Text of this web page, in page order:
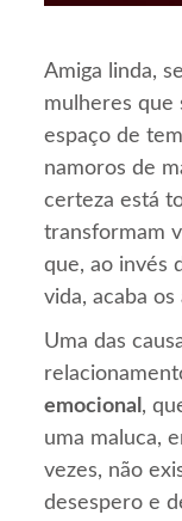
Amiga linda,
mulheres que
espaço de
namoros de
certeza está
transformam
que, ao invés
vida, acaba
Uma das
emocional ,
uma maluca,
vezes, não
desespero e